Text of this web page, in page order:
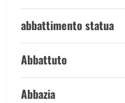
abbattimento statua
Abbattuto
Abbazia